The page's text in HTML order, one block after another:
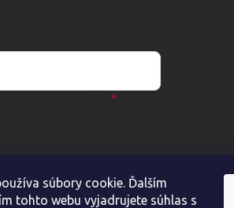
súbory cookie. Ďalším
tohto webu vyjadrujete súhlas s